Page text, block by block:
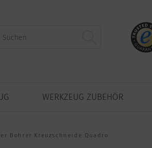
WERKZEUG ZUBEHÖR
Bohrer Kreuzschneide Quadro